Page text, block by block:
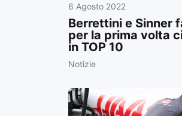
6 Agosto 2022
Berrettini e Sinner
per la prima volta
in TOP 10
Notizie